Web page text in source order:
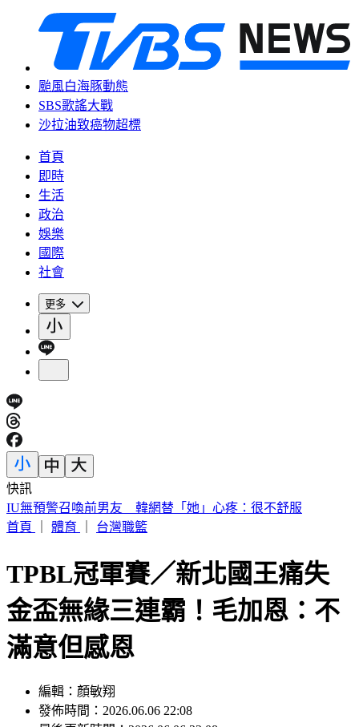
颱風白海豚動態
SBS歌謠大戰
沙拉油致癌物超標
首頁
即時
生活
政治
娛樂
國際
社會
更多
快訊
快訊／財神爺不在家 威力彩頭獎、二獎雙槓龜
首頁
體育 台灣職籃
TPBL冠軍賽／新北國王痛失
金盃無緣三連霸！毛加恩：不
滿意但感恩
編輯：顏敏翔
發佈時間：2026.06.06 22:08